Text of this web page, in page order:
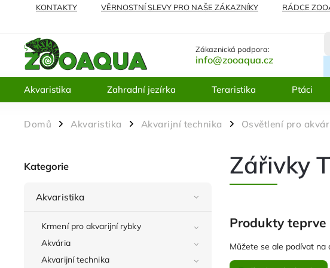
KONTAKTY VĚRNOSTNÍ SLEVY PRO NAŠE ZÁKAZNÍKY RÁDCE
Zákaznická podpora:
info@zooaqua.cz
Akvaristika Zahradní jezírka Teraristika Ptáci
Domů / Akvaristika / Akvarijní technika / Osvětlení pro
Kategorie
Akvaristika
Krmení pro akvarijní rybky
Akvária
Akvarijní technika
Zářivky
Produkty teprve
Můžete se ale podívat na